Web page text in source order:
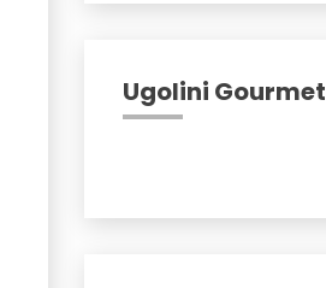
Ugolini Gourmet